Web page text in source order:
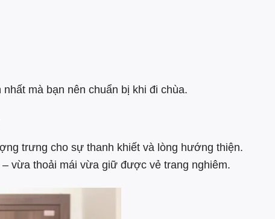
mà bạn nên chuẩn bị khi đi chùa.
trưng cho sự thanh khiết và lòng hướng thiện.
vừa thoải mái vừa giữ được vẻ trang nghiêm.